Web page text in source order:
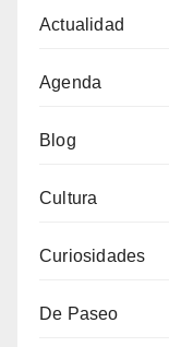
Actualidad
Agenda
Blog
Cultura
Curiosidades
De Paseo